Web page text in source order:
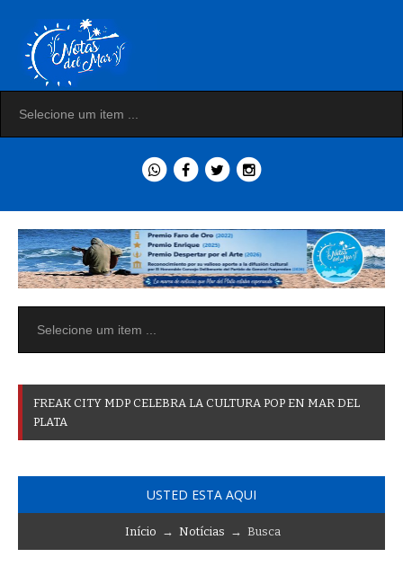
FREAK CITY MDP CELEBRA LA CULTURA POP EN MAR DEL
PLATA
USTED ESTA AQUI
Início → Notícias → Busca